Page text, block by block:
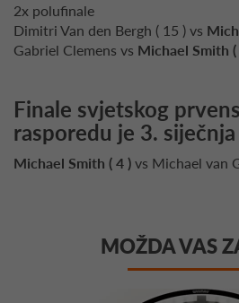
2x polufinale
Dimitri Van den Bergh ( 15 ) vs
Gabriel Clemens vs Michael
Finale svjetskog
rasporedu je 3.
Michael Smith ( 4 ) vs Michael
MOŽDA VAS